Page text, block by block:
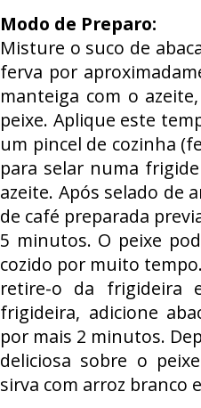
Modo de Preparo:
Misture o suco de
ferva por
manteiga com o
peixe. Aplique este
um pincel de cozinha
para selar numa
azeite. Após selado de
de café preparada
5 minutos. O peixe
cozido por muito
retire-o da frigideira
frigideira, adicione
por mais 2 minutos.
deliciosa sobre o
sirva com arroz branco